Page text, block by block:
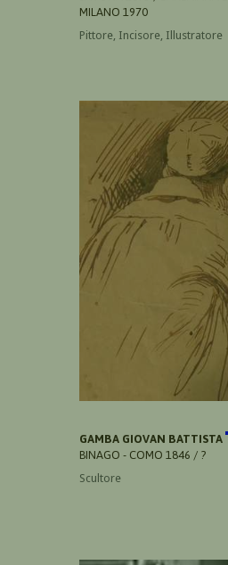
MILANO 1970
Pittore, Incisore, Illustratore
GAMBA GIOVAN BATTISTA
BINAGO - COMO 1846 / ?
Scultore